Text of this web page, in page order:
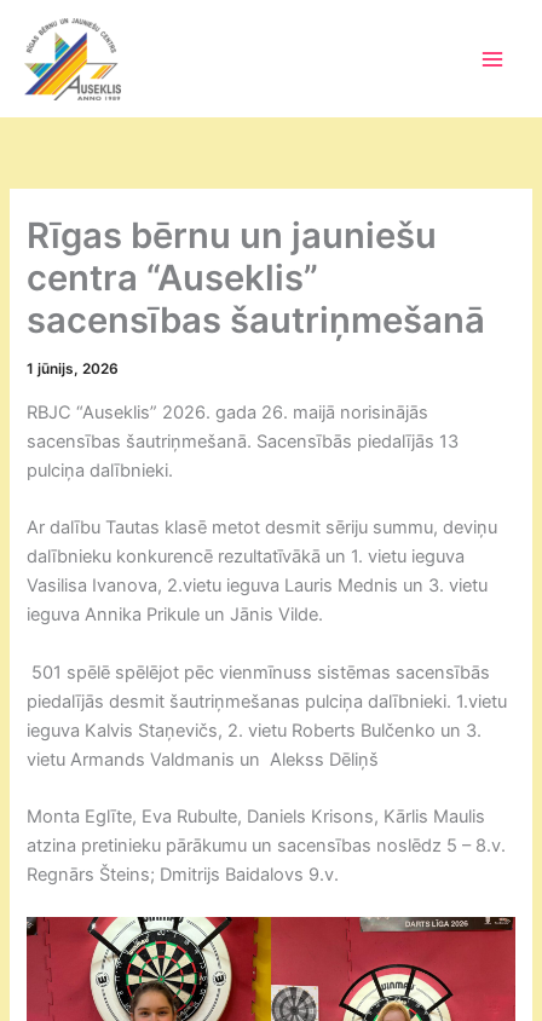
content
Rīgas bērnu un jauniešu
centra “Auseklis”
sacensības šautriņmešanā
1 jūnijs, 2026
RBJC “Auseklis” 2026. gada 26. maijā norisinājās
sacensības šautriņmešanā. Sacensībās piedalījās 13
pulciņa dalībnieki.
Ar dalību Tautas klasē metot desmit sēriju summu, deviņu
dalībnieku konkurencē rezultatīvākā un 1. vietu ieguva
Vasilisa Ivanova, 2.vietu ieguva Lauris Mednis un 3. vietu
ieguva Annika Prikule un Jānis Vilde.
501 spēlē spēlējot pēc vienmīnuss sistēmas sacensībās
piedalījās desmit šautriņmešanas pulciņa dalībnieki. 1.vietu
ieguva Kalvis Staņevičs, 2. vietu Roberts Bulčenko un 3.
vietu Armands Valdmanis un Alekss Dēliņš
Monta Eglīte, Eva Rubulte, Daniels Krisons, Kārlis Maulis
atzina pretinieku pārākumu un sacensības noslēdz 5 – 8.v.
Regnārs Šteins; Dmitrijs Baidalovs 9.v.